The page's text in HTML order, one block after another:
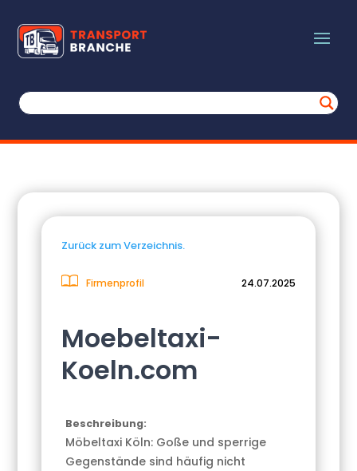
Zurück zum Verzeichnis.
Firmenprofil 24.07.2025
Moebeltaxi-
Koeln.com
Beschreibung:
Möbeltaxi Köln: Goße und sperrige
Gegenstände sind häufig nicht